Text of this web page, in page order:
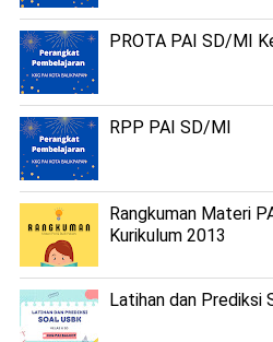
PROTA PAI SD/MI
RPP PAI SD/MI
Rangkuman Materi
Kurikulum 2013
Latihan dan Prediksi